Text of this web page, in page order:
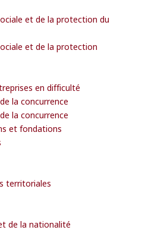
et de la protection du
et de la protection
en difficulté
la concurrence
la concurrence
et fondations
territoriales
de la nationalité